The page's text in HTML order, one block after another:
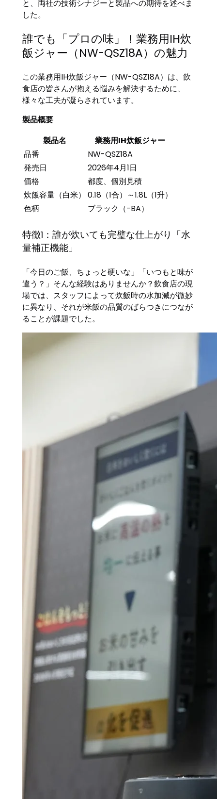
と、両社の技術シナジーと製品への期待を述べま
した。
誰でも「プロの味」！業務用IH炊
飯ジャー（NW-QSZ18A）の魅力
この業務用IH炊飯ジャー（NW-QSZ18A）は、飲
食店の皆さんが抱える悩みを解決するために、
様々な工夫が凝らされています。
製品概要
製品名
業務用IH炊飯ジャー
品番
NW-QSZ18A
発売日
2026年4月1日
価格
都度、個別見積
炊飯容量（白米）
0.18（1合）～1.8L（1升）
色柄
ブラック（-BA）
特徴1：誰が炊いても完璧な仕上がり「水
量補正機能」
「今日のご飯、ちょっと硬いな」「いつもと味が
違う？」そんな経験はありませんか？飲食店の現
場では、スタッフによって炊飯時の水加減が微妙
に異なり、それが米飯の品質のばらつきにつなが
ることが課題でした。